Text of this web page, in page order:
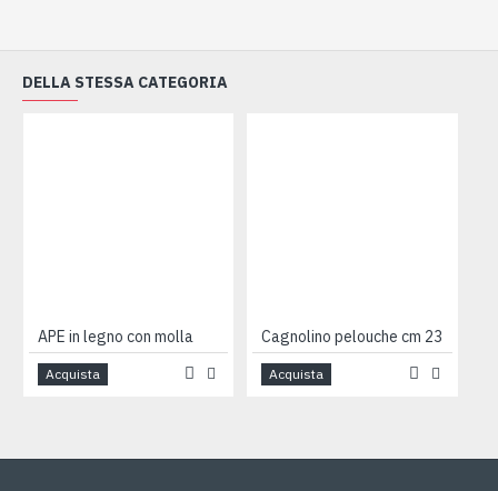
DELLA STESSA CATEGORIA
APE in legno con molla
Acquista
Cagnolino pelouche cm 23
Acquista